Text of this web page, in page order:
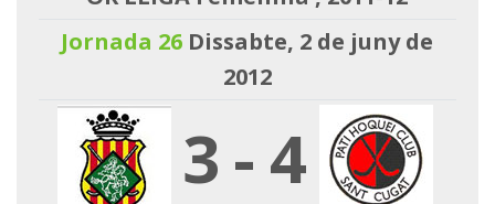
Jornada 26 Dissabte, 2 de juny de
2012
3-4